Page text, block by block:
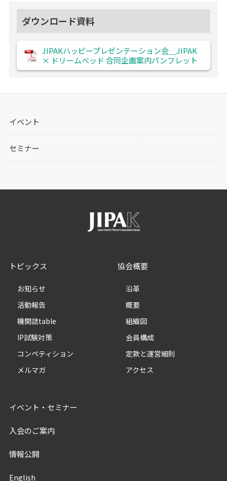
ダウンロード資料
JIPAKハッピープレゼンテーション会＿JIPAK
× ドリームベッド 合同企画案内パンフレット
イベント
セミナー
トピックス
お知らせ
活動報告
機関誌table
IP試験対策
コンペティション
メルマガ
協会概要
沿革
概要
組織図
会員構成
定款と運営細則
アクセス
イベント・セミナー
入会のご案内
情報公開
English